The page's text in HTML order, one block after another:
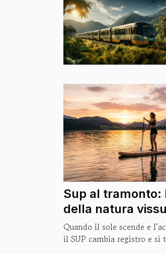
Sup al tramonto:
della natura
equilibrio
Quando il sole scende e
il SUP cambia registro e si